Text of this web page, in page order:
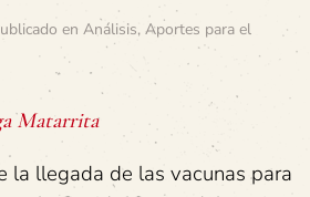
en Análisis, Aportes para el
Matarrita
la llegada de las vacunas para